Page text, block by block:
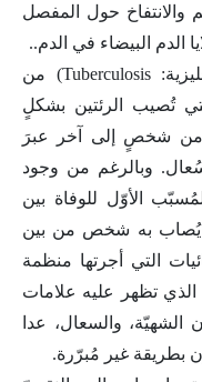
والانتفاخ حول المفصل
الدم البيضاء في الدم..
مرض السلّ: يعدّ السل (بالإنجليزية: Tuberculosis) من
تُصيب الرئتين بشكلٍ
من شخصٍ إلى آخر عبرَ
وبالرغم من وجود
الأوّل للوفاة بين
إذ يُصاب به شخص من بين
التي أجرتها منظمة
الذي تظهر عليه علامات
الشهيّة، والسعال، عدا
بطريقة غير مُبرّرة.